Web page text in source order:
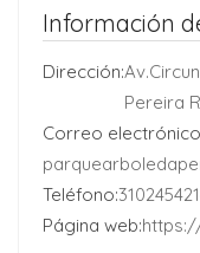
Información
Dirección:
Pereira
Correo
Teléfono:
Página web: